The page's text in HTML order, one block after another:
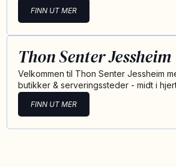
FINN UT MER
Thon Senter Jessheim
Velkommen til Thon Senter Jessheim
butikker & serveringssteder - midt i
FINN UT MER